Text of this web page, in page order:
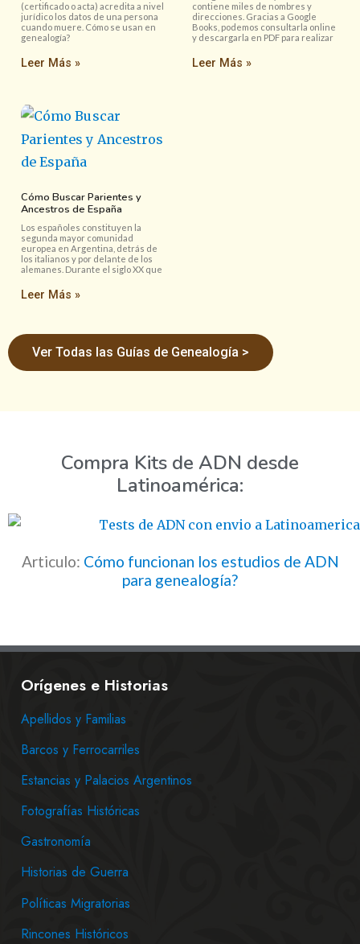
(certificado o acta) acredita a nivel
jurídico los datos de una persona
cuando muere. Cómo se usan en
genealogía?
Leer Más »
contiene miles de nombres y
direcciones. Gracias a Google
Books, podemos consultarla online
y descargarla en PDF para realizar
Leer Más »
Cómo Buscar Parientes y
Ancestros de España
Los españoles constituyen la
segunda mayor comunidad
europea en Argentina, detrás de
los italianos y por delante de los
alemanes. Durante el siglo XX que
Leer Más »
Ver Todas las Guías de Genealogía >
Compra Kits de ADN desde
Latinoamérica:
Articulo: Cómo funcionan los estudios de ADN
para genealogía?
Orígenes e Historias
Apellidos y Familias
Barcos y Ferrocarriles
Estancias y Palacios Argentinos
Fotografías Históricas
Gastronomía
Historias de Guerra
Políticas Migratorias
Rincones Históricos